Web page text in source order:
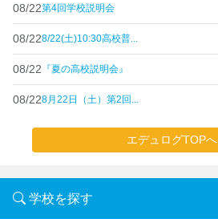
08/22第4回学校説明会
08/228/22(土)10:30高校普...
08/22 『夏の高校説明会』
08/228月22日（土）第2回...
エデュログTOPへ
学校を探す